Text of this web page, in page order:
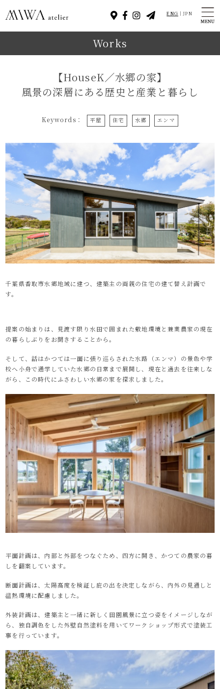
ENG JPN
Works
【HouseK／水郷の家】
風景の深層にある歴史と産業と暮らし
Keywords： 平屋 住宅 水郷 エンマ
千葉県香取市水郷地域に建つ、建築主の両親の住宅の建て替え計画で
す。
提案の始まりは、見渡す限り水田で囲まれた敷地環境と兼業農家の現在
の暮らしぶりをお聞きすることから。
そして、話はかつては一面に張り巡らされた水路（エンマ）の景色や学
校へ小舟で通学していた水郷の日常まで展開し、現在と過去を往来しな
がら、この時代にふさわしい水郷の家を探求しました。
平面計画は、内部と外部をつなぐため、四方に開き、かつての農家の暮
しを翻案しています。
断面計画は、太陽高度を検証し庇の出を決定しながら、内外の見通しと
温熱環境に配慮しました。
外装計画は、建築主と一緒に新しく田園風景に立つ姿をイメージしなが
ら、独自調色をした外壁自然塗料を用いてワークショップ形式で塗装工
事を行っています。